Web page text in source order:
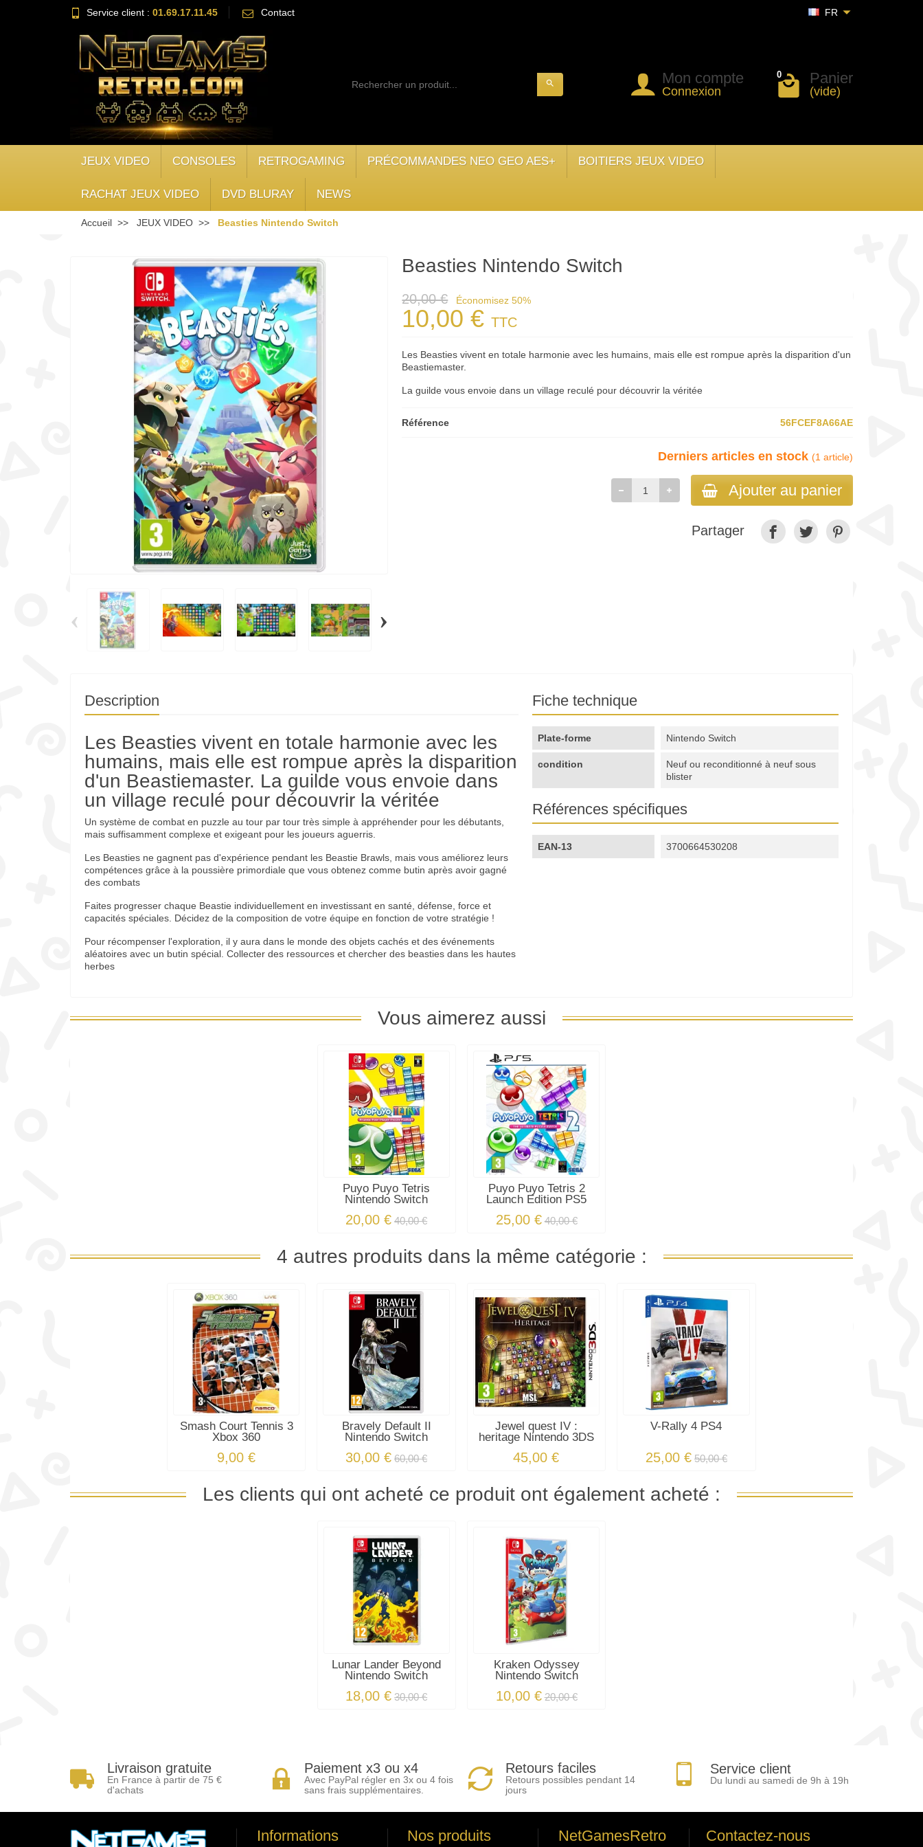
Service client : 01.69.17.11.45 Contact FR
search Mon compte
Connexion
0 Panier
(vide)
JEUX VIDEO CONSOLES RETROGAMING PRÉCOMMANDES NEO GEO AES+ BOITIERS JEUX VIDEO
RACHAT JEUX VIDEO DVD BLURAY NEWS
Accueil JEUX VIDEO Beasties Nintendo Switch
‹ ›
Beasties Nintendo Switch
20,00 € Économisez 50%
10,00 €TTC
Les Beasties vivent en totale harmonie avec les humains, mais elle est rompue après la disparition d'un
Beastiemaster.
La guilde vous envoie dans un village reculé pour découvrir la véritée
Référence 56FCEF8A66AE
Derniers articles en stock (1 article)
Ajouter au panier
Partager
Description
Les Beasties vivent en totale harmonie avec les
humains, mais elle est rompue après la disparition
d'un Beastiemaster. La guilde vous envoie dans
un village reculé pour découvrir la véritée
Un système de combat en puzzle au tour par tour très simple à appréhender pour les débutants,
mais suffisamment complexe et exigeant pour les joueurs aguerris.
Les Beasties ne gagnent pas d'expérience pendant les Beastie Brawls, mais vous améliorez leurs
compétences grâce à la poussière primordiale que vous obtenez comme butin après avoir gagné
des combats
Faites progresser chaque Beastie individuellement en investissant en santé, défense, force et
capacités spéciales. Décidez de la composition de votre équipe en fonction de votre stratégie !
Pour récompenser l'exploration, il y aura dans le monde des objets cachés et des événements
aléatoires avec un butin spécial. Collecter des ressources et chercher des beasties dans les hautes
herbes
Fiche technique
Plate-forme Nintendo Switch
condition
Neuf ou reconditionné à neuf sous
blister
Références spécifiques
EAN-13 3700664530208
Vous aimerez aussi
Puyo Puyo Tetris
Nintendo Switch
20,00 € 40,00 €
Puyo Puyo Tetris 2
Launch Edition PS5
25,00 € 40,00 €
4 autres produits dans la même catégorie :
Smash Court Tennis 3
Xbox 360
9,00 €
Bravely Default II
Nintendo Switch
30,00 € 60,00 €
Jewel quest IV :
heritage Nintendo 3DS
45,00 €
V-Rally 4 PS4
25,00 € 50,00 €
Les clients qui ont acheté ce produit ont également acheté :
Lunar Lander Beyond
Nintendo Switch
18,00 € 30,00 €
Kraken Odyssey
Nintendo Switch
10,00 € 20,00 €
Livraison gratuite
En France à partir de 75 €
d'achats
Paiement x3 ou x4
Avec PayPal régler en 3x ou 4 fois
sans frais supplémentaires.
Retours faciles
Retours possibles pendant 14
jours
Service client
Du lundi au samedi de 9h à 19h
Informations Nos produits NetGamesRetro Contactez-nous